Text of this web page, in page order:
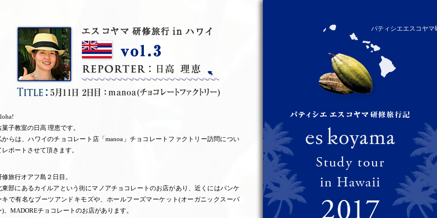
パティシエエスコヤマ
菓子教室の日高 理恵です。
からは、ハワイのチョコレート店「manoa」チョコレートファクトリー訪問につい
レポートさせて頂きます。
修旅行オアフ島２日目。
東部にあるカイルアという街にマノアチョコレートのお店があり、近くにはパンケ
キで有名なブーツアンドキモズや、ホールフーズマーケット(オーガニックスーパ
)、MADOREチョコレートのお店があります。